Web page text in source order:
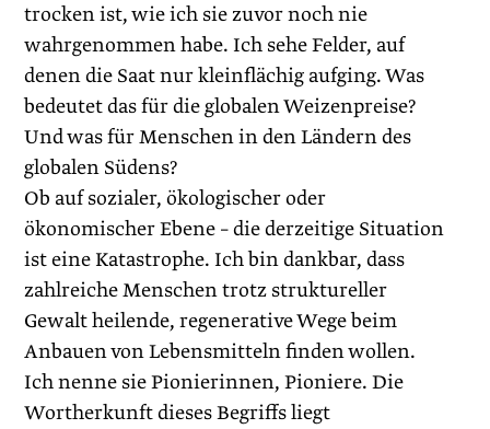
trocken ist, wie ich sie zuvor noch nie
wahrgenommen habe. Ich sehe Felder, auf
denen die Saat nur kleinflächig aufging. Was
bedeutet das für die globalen Weizenpreise?
Und was für Menschen in den Ländern des
globalen Südens?
Ob auf sozialer, ökologischer oder
ökonomischer Ebene – die derzeitige Situation
ist eine Katastrophe. Ich bin dankbar, dass
zahlreiche Menschen trotz struktureller
Gewalt heilende, regenerative Wege beim
Anbauen von Lebensmitteln finden wollen.
Ich nenne sie Pionierinnen, Pioniere. Die
Wortherkunft dieses Begriffs liegt